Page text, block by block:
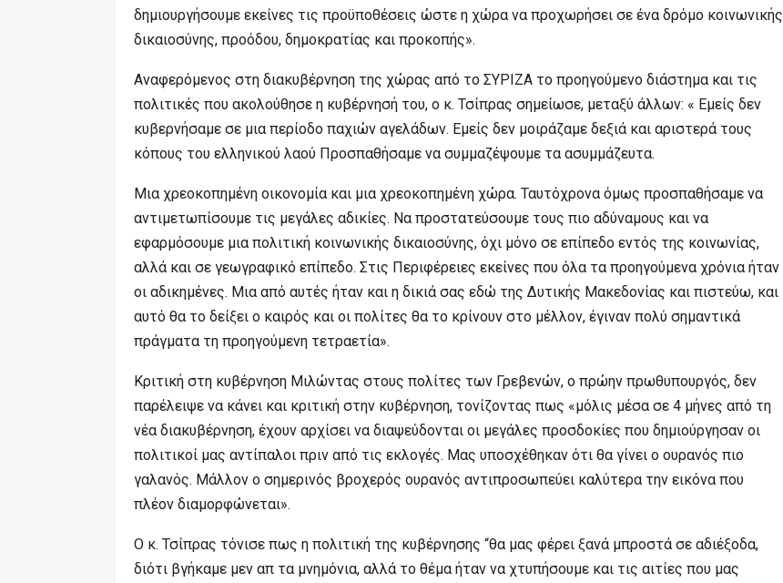
δημιουργήσουμε εκείνες τις προϋποθέσεις ώστε η χώρα να προχωρήσει σε ένα δρόμο κοινωνικής
δικαιοσύνης, προόδου, δημοκρατίας και προκοπής».
Αναφερόμενος στη διακυβέρνηση της χώρας από το ΣΥΡΙΖΑ το προηγούμενο διάστημα και τις
πολιτικές που ακολούθησε η κυβέρνησή του, ο κ. Τσίπρας σημείωσε, μεταξύ άλλων: « Εμείς δεν
κυβερνήσαμε σε μια περίοδο παχιών αγελάδων. Εμείς δεν μοιράζαμε δεξιά και αριστερά τους
κόπους του ελληνικού λαού Προσπαθήσαμε να συμμαζέψουμε τα ασυμμάζευτα.
Μια χρεοκοπημένη οικονομία και μια χρεοκοπημένη χώρα. Ταυτόχρονα όμως προσπαθήσαμε να
αντιμετωπίσουμε τις μεγάλες αδικίες. Να προστατεύσουμε τους πιο αδύναμους και να
εφαρμόσουμε μια πολιτική κοινωνικής δικαιοσύνης, όχι μόνο σε επίπεδο εντός της κοινωνίας,
αλλά και σε γεωγραφικό επίπεδο. Στις Περιφέρειες εκείνες που όλα τα προηγούμενα χρόνια ήταν
οι αδικημένες. Μια από αυτές ήταν και η δικιά σας εδώ της Δυτικής Μακεδονίας και πιστεύω, και
αυτό θα το δείξει ο καιρός και οι πολίτες θα το κρίνουν στο μέλλον, έγιναν πολύ σημαντικά
πράγματα τη προηγούμενη τετραετία».
Κριτική στη κυβέρνηση Μιλώντας στους πολίτες των Γρεβενών, ο πρώην πρωθυπουργός, δεν
παρέλειψε να κάνει και κριτική στην κυβέρνηση, τονίζοντας πως «μόλις μέσα σε 4 μήνες από τη
νέα διακυβέρνηση, έχουν αρχίσει να διαψεύδονται οι μεγάλες προσδοκίες που δημιούργησαν οι
πολιτικοί μας αντίπαλοι πριν από τις εκλογές. Μας υποσχέθηκαν ότι θα γίνει ο ουρανός πιο
γαλανός. Μάλλον ο σημερινός βροχερός ουρανός αντιπροσωπεύει καλύτερα την εικόνα που
πλέον διαμορφώνεται».
Ο κ. Τσίπρας τόνισε πως η πολιτική της κυβέρνησης “θα μας φέρει ξανά μπροστά σε αδιέξοδα,
διότι βγήκαμε μεν απ τα μνημόνια, αλλά το θέμα ήταν να χτυπήσουμε και τις αιτίες που μας